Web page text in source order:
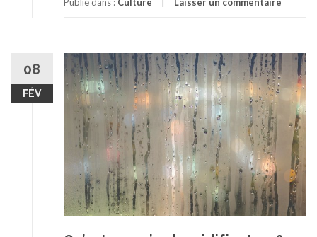
Publié dans : Culture Laisser un commentaire
08
FÉV